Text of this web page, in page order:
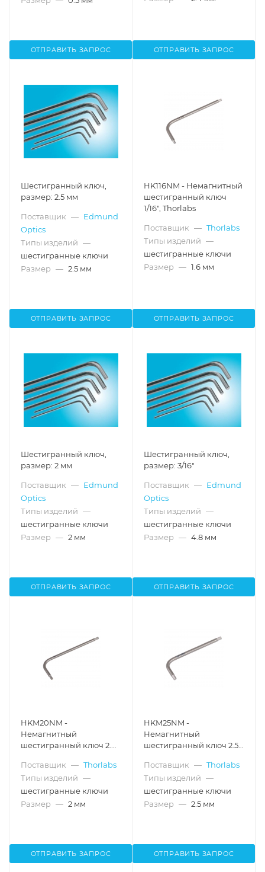
ОТПРАВИТЬ ЗАПРОС ОТПРАВИТЬ ЗАПРОС
Шестигранный ключ,
размер: 2.5 мм
Поставщик — Edmund
Optics
Типы изделий —
шестигранные ключи
Размер — 2.5 мм
ОТПРАВИТЬ ЗАПРОС
HK116NM - Немагнитный
шестигранный ключ
1/16", Thorlabs
Поставщик — Thorlabs
Типы изделий —
шестигранные ключи
Размер — 1.6 мм
ОТПРАВИТЬ ЗАПРОС
Шестигранный ключ,
размер: 2 мм
Поставщик — Edmund
Optics
Типы изделий —
шестигранные ключи
Размер — 2 мм
ОТПРАВИТЬ ЗАПРОС
Шестигранный ключ,
размер: 3/16"
Поставщик — Edmund
Optics
Типы изделий —
шестигранные ключи
Размер — 4.8 мм
ОТПРАВИТЬ ЗАПРОС
HKM20NM -
Немагнитный
шестигранный ключ 2.0
Поставщик — Thorlabs
Типы изделий —
шестигранные ключи
Размер — 2 мм
ОТПРАВИТЬ ЗАПРОС
HKM25NM -
Немагнитный
шестигранный ключ 2.5
Поставщик — Thorlabs
Типы изделий —
шестигранные ключи
Размер — 2.5 мм
ОТПРАВИТЬ ЗАПРОС